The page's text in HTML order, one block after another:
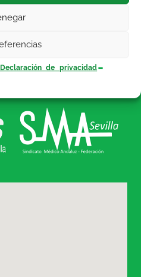
Declaración de privacidad